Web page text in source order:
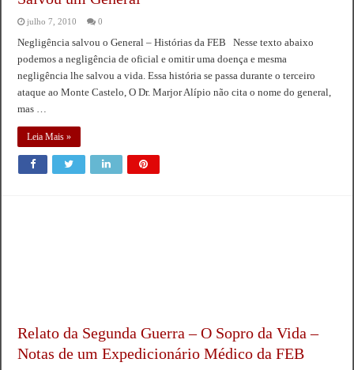
julho 7, 2010 0
Negligência salvou o General – Histórias da FEB Nesse texto abaixo
podemos a negligência de oficial e omitir uma doença e mesma
negligência lhe salvou a vida. Essa história se passa durante o terceiro
ataque ao Monte Castelo, O Dr. Marjor Alípio não cita o nome do general,
mas …
Leia Mais »
Relato da Segunda Guerra – O Sopro da Vida –
Notas de um Expedicionário Médico da FEB